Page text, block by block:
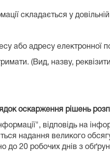
складається у
або адресу
(Вид, назву,
оскарження рішень
відповідь на
надання великого
до 20 робочих днів з